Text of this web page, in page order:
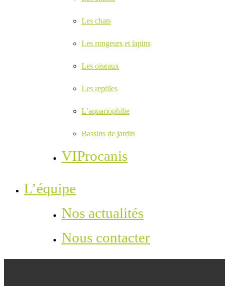
Les chats
Les rongeurs et lapins
Les oiseaux
Les reptiles
L’aquariophilie
Bassins de jardin
VIProcanis
L’équipe
Nos actualités
Nous contacter